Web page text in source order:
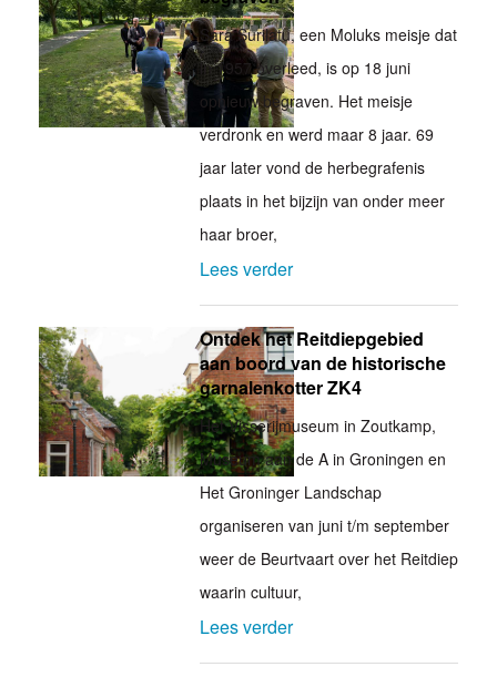
Sara Surilatu, een Moluks meisje dat
in 1957 overleed, is op 18 juni
opnieuw begraven. Het meisje
verdronk en werd maar 8 jaar. 69
jaar later vond de herbegrafenis
plaats in het bijzijn van onder meer
haar broer,
Lees verder
Ontdek het Reitdiepgebied
aan boord van de historische
garnalenkotter ZK4
Het Visserijmuseum in Zoutkamp,
Museum aan de A in Groningen en
Het Groninger Landschap
organiseren van juni t/m september
weer de Beurtvaart over het Reitdiep
waarin cultuur,
Lees verder